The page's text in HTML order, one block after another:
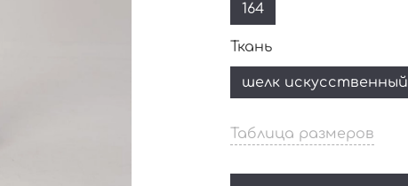
Таблица размеров
164
Ткань
шелк искусственный